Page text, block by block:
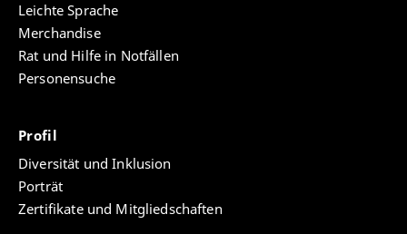
Leichte Sprache
Merchandise
Rat und Hilfe in Notfällen
Personensuche
Profil
Diversität und Inklusion
Porträt
Zertifikate und Mitgliedschaften